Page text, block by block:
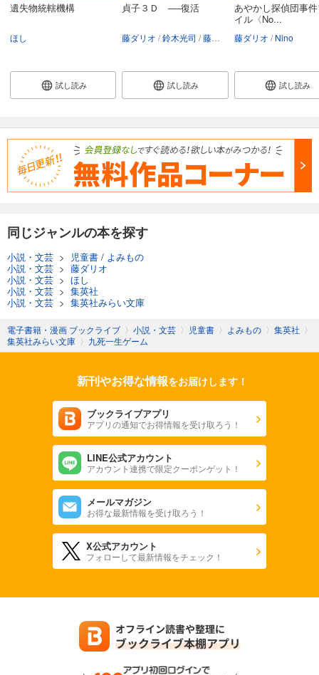
遺失物統轄機構
ほし
試し読み
貞子３Ｄ ──復活
藤ダリオ 鈴木光司 藤岡美暢 英勉
試し読み
あやかし探偵団事
イル〈No...
藤ダリオ Nino
試し読み
同じジャンルの本を探す
小説・文芸 > 児童書 / よみもの
小説・文芸 > 藤ダリオ
小説・文芸 > ほし
小説・文芸 > 集英社
小説・文芸 > 集英社みらい文庫
電子書籍・漫画 ブックライブ 〉 小説・文芸 〉 児童書 〉 よみもの 〉 集英社 〉
集英社みらい文庫 〉 九死一生ゲーム
新刊やお得な情報をお届けします！
ブックライブアプリ
アプリの通知でお得情報を受け取ろう！
LINE公式アカウント
アカウント連携で限定クーポンゲット！
メールマガジン
お得な最新情報を受け取ろう！
X公式アカウント
フォローして最新情報をチェック！